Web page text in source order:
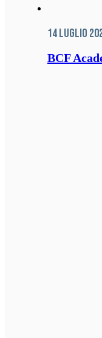
14 Luglio
BCF